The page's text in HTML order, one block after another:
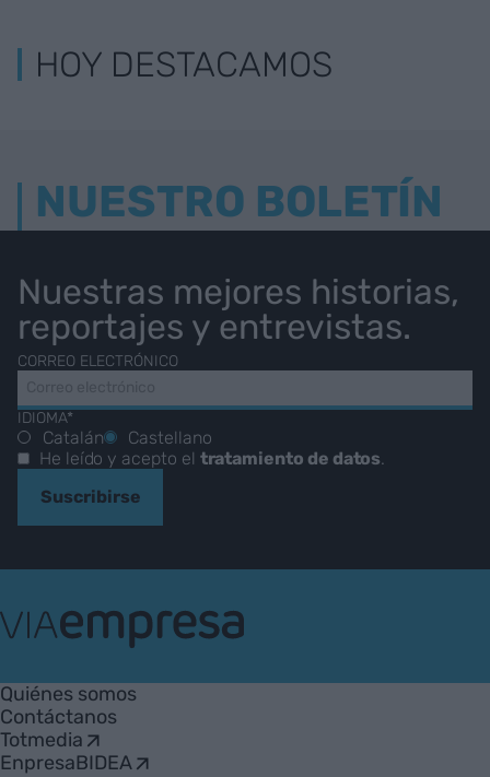
HOY DESTACAMOS
NUESTRO BOLETÍN
Nuestras mejores historias,
reportajes y entrevistas.
CORREO ELECTRÓNICO
IDIOMA*
Catalán
Castellano
He leído y acepto el tratamiento de datos.
Suscribirse
Empresa
Quiénes somos
Contáctanos
Totmedia
EnpresaBIDEA